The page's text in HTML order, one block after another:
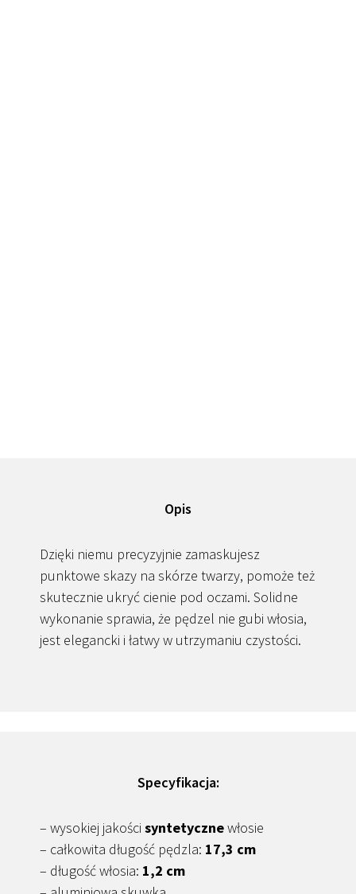
Opis
Dzięki niemu precyzyjnie zamaskujesz
punktowe skazy na skórze twarzy, pomoże też
skutecznie ukryć cienie pod oczami. Solidne
wykonanie sprawia, że pędzel nie gubi włosia,
jest elegancki i łatwy w utrzymaniu czystości.
Specyfikacja:
– wysokiej jakości syntetycznewłosie
– całkowita długość pędzla: 17,3 cm
– długość włosia: 1,2 cm